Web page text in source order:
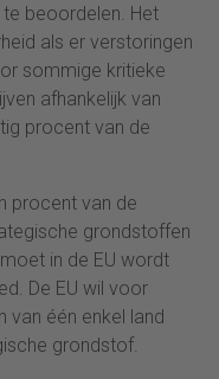
beoordelen. Het
als er verstoringen
sommige kritieke
afhankelijk van
procent van de
procent van de
grondstoffen
in de EU wordt
De EU wil voor
van één enkel land
grondstof.